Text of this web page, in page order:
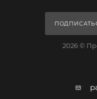
2026 ©